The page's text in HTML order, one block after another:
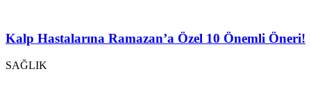
Kalp Hastalarına Ramazan’a Özel 10 Önemli Öneri!
SAĞLIK